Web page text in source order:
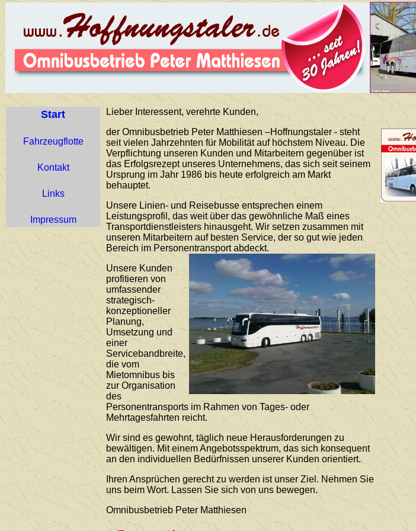
Start
Fahrzeugflotte
Kontakt
Links
Impressum
Lieber Interessent, verehrte Kunden,
der Omnibusbetrieb Peter Matthiesen –Hoffnungstaler - steht
seit vielen Jahrzehnten für Mobilität auf höchstem Niveau. Die
Verpflichtung unseren Kunden und Mitarbeitern gegenüber ist
das Erfolgsrezept unseres Unternehmens, das sich seit seinem
Ursprung im Jahr 1986 bis heute erfolgreich am Markt
behauptet.
Unsere Linien- und Reisebusse entsprechen einem
Leistungsprofil, das weit über das gewöhnliche Maß eines
Transportdienstleisters hinausgeht. Wir setzen zusammen mit
unseren Mitarbeitern auf besten Service, der so gut wie jeden
Bereich im Personentransport abdeckt.
Unsere Kunden
profitieren von
umfassender
strategisch-
konzeptioneller
Planung,
Umsetzung und
einer
Servicebandbreite,
die vom
Mietomnibus bis
zur Organisation
des
Personentransports im Rahmen von Tages- oder
Mehrtagesfahrten reicht.
Wir sind es gewohnt, täglich neue Herausforderungen zu
bewältigen. Mit einem Angebotsspektrum, das sich konsequent
an den individuellen Bedürfnissen unserer Kunden orientiert.
Ihren Ansprüchen gerecht zu werden ist unser Ziel. Nehmen Sie
uns beim Wort. Lassen Sie sich von uns bewegen.
Omnibusbetrieb Peter Matthiesen